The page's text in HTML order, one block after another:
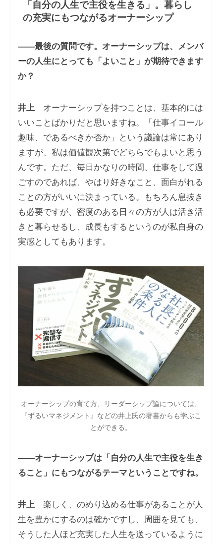
「自分の人生で主役を生きる」。暮らし
の充実にもつながるオーナーシップ
――最後の質問です。オーナーシップは、メンバ
ーの人生にとっても「よいこと」が期待できます
か？
井上オーナーシップを持つことは、基本的には
いいことばかりだと思いますね。「仕事イコール
趣味、であるべきか否か」という議論は常にあり
ますが、私は価値観次第でどちらでもよいと思う
んです。ただ、毎日かなりの時間、仕事をして過
ごすのであれば、やはり好きなこと、面白がれる
ことの方がいいに決まっている。もちろん息抜き
も必要ですが、密度のある日々の方が人は活き活
きと暮らせるし、成長もするというのが私自身の
実感としてもあります。
オーナーシップの育て方、リーダーシップ論については、
『ずるいマネジメント』などの井上氏の著書からも学ぶこ
とができる。
――オーナーシップは「自分の人生で主役を生き
ること」にもつながるテーマということですね。
井上楽しく、のめり込める仕事があることが人
生を豊かにするのは確かですし、周囲を見ても、
そうした人ほど充実した人生を送っているように